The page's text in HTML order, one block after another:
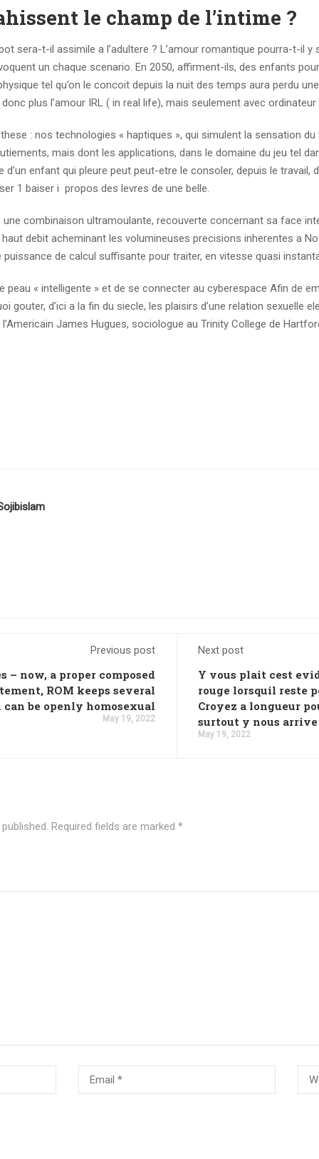
le champ de l’intime ?
sera-t-il assimile a l’adultere ? L’amour romantique pourra-t-il y
un chaque scenario. En 2050, affirment-ils, des enfants
tel qu’on le concoit depuis la nuit des temps aura perdu
plus l’amour IRL ( in real life), mais seulement avec
: nos technologies « haptiques », qui simulent la sensation du
mais dont les applications, dans le domaine du jeu tel
d’un enfant qui pleure peut peut-etre le consoler, depuis le travail,
1 baiser i propos des levres de une belle.
combinaison ultramoulante, recouverte concernant sa face
debit acheminant les volumineuses precisions inherentes a
de calcul suffisante pour traiter, en vitesse quasi
peau « intelligente » et de se connecter au cyberespace Afin de
gouter, d’ici a la fin du siecle, les plaisirs d’une relation sexuelle
James Hugues, sociologue au Trinity College de
Previous post
– now, a proper composed
ROM keeps several
be openly homosexual
May 19, 2022
Next post
Y vous plait cest
rouge lorsquil reste
Croyez a longueur
surtout y nous
May 19, 2022
Required fields are marked *